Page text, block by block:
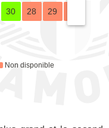
30 28 29
Non disponible